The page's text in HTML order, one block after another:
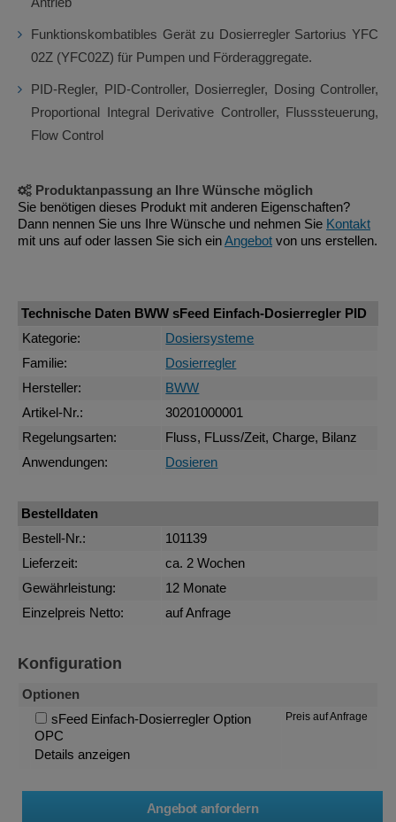
Funktionskombatibles Gerät zu Dosierregler Sartorius YFC
02Z (YFC02Z) für Pumpen und Förderaggregate.
PID-Regler, PID-Controller, Dosierregler, Dosing Controller,
Proportional Integral Derivative Controller, Flusssteuerung,
Flow Control
Produktanpassung an Ihre Wünsche möglich
Sie benötigen dieses Produkt mit anderen Eigenschaften?
Dann nennen Sie uns Ihre Wünsche und nehmen Sie Kontakt
mit uns auf oder lassen Sie sich einAngebot von uns erstellen.
Technische Daten BWW sFeed Einfach-Dosierregler PID
Kategorie:
Dosiersysteme
Familie:
Dosierregler
Hersteller:
BWW
Artikel-Nr.:
30201000001
Regelungsarten:
Fluss, FLuss/Zeit, Charge, Bilanz
Anwendungen:
Dosieren
Bestelldaten
Bestell-Nr.:
101139
Lieferzeit:
ca. 2 Wochen
Gewährleistung:
12 Monate
Einzelpreis Netto:
auf Anfrage
Konfiguration
Optionen
sFeed Einfach-Dosierregler Option
OPC
Details anzeigen
Preis auf Anfrage